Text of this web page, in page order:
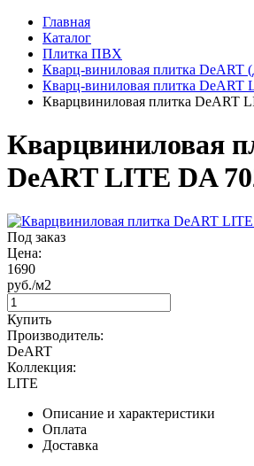
Главная
Каталог
Плитка ПВХ
Кварц-виниловая плитка DeART
Кварц-виниловая плитка DeART
Кварцвиниловая плитка DeART
Кварцвиниловая
DeART LITE DA
Под заказ
Цена:
1690
руб./м2
Купить
Производитель:
DeART
Коллекция:
LITE
Описание и характеристики
Оплата
Доставка